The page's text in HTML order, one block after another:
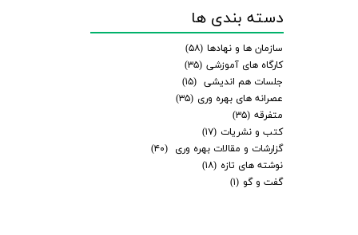
دسته بندی ها
سازمان ها و نهادها (۵۸)
کارگاه های آموزشی (۳۵)
جلسات هم اندیشی (۱۵)
عصرانه های بهره وری (۳۵)
متفرقه (۳۵)
کتب و نشریات (۱۷)
گزارشات و مقالات بهره وری
(۴۰)
نوشته های تازه (۱۸)
گفت و گو (۱)